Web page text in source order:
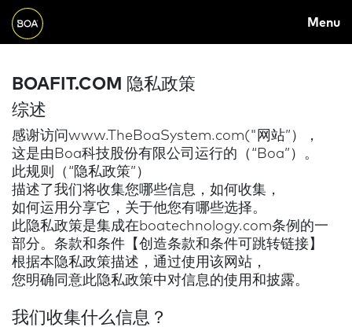
Skip to main content
A
N
A
I
G
A
T
Menu
BOAFIT.COM 隐私政策
综述
感谢访问www.TheBoaSystem.com("网站”），
这是由Boa科技股份有限公司运行的（“Boa”）。
此规则（“隐私政策”）
描述了我们将收集您哪些信息，如何收集，
如何运用分享它，关于他您有哪些选择。
此隐私政策是集成在boatechnology.com条例的一
部分。条款和条件【创造条款和条件可跳转链接】
根据本隐私政策描述，通过使用该网站，
您明确同意此隐私政策中对信息的使用和披露。
我们收集什么信息？